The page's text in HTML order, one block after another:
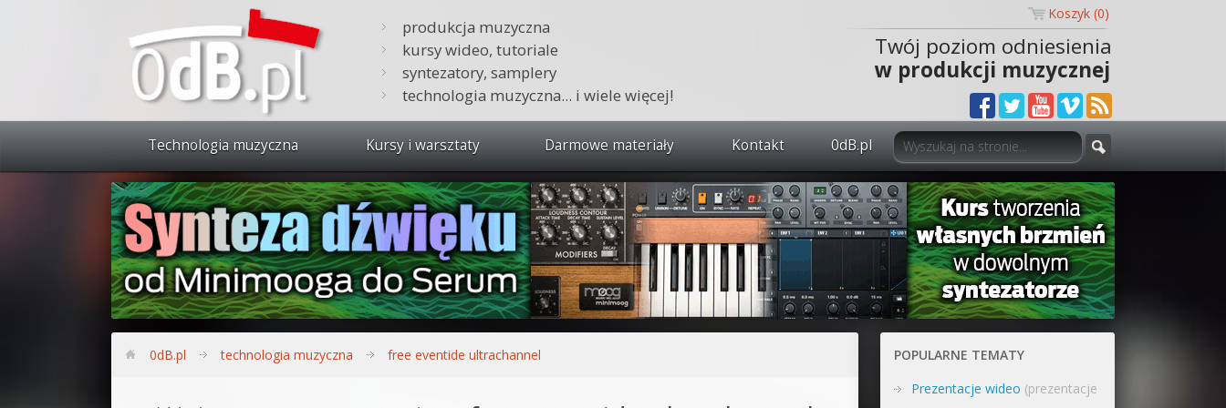
produkcja muzyczna
kursy wideo, tutoriale
syntezatory, samplery
technologia muzyczna... i wiele więcej!
Koszyk (0)
Twój poziom odniesienia
w produkcji muzycznej
Technologia muzyczna Kursy i warsztaty
Zobacz wszystkie kursy i warsztaty
Synteza dźwięku 🔥
Produkcja muzyczna w praktyce
Bitwig Studio od podstaw
Darmowe materiały Kontakt 0dB.pl
0dB.pl - informacje
Newsletter
Materiały dla mediów
Archiwum aktualności
0dB.pl technologia muzyczna free eventide ultrachannel
POPULARNE TEMATY
Prezentacje wideo (prezentacje